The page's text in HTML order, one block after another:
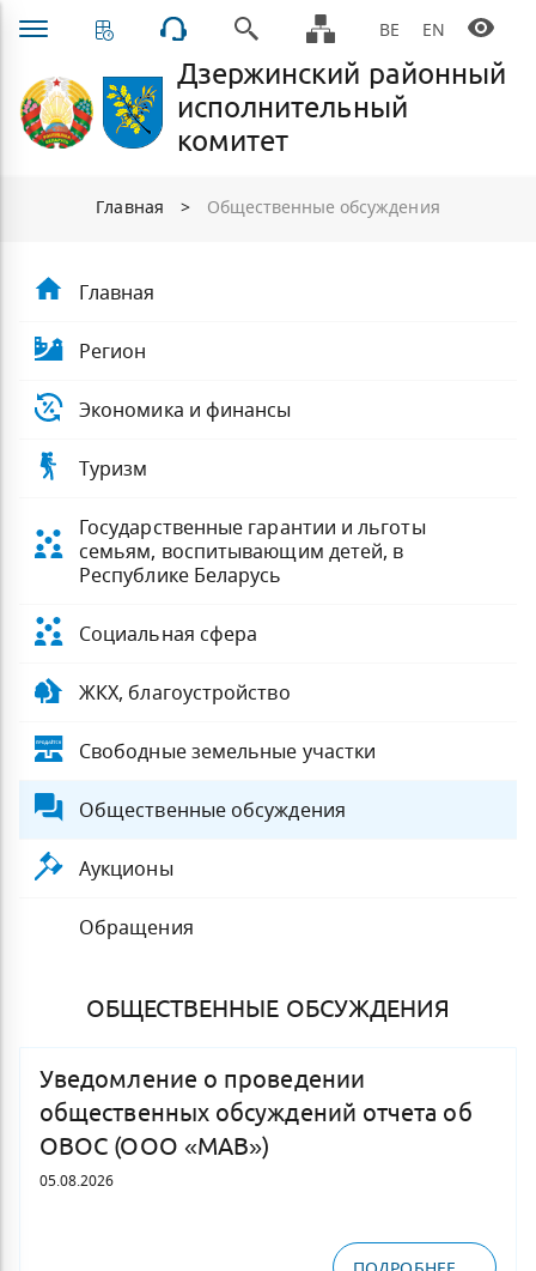
BE EN
Дзержинский районный
исполнительный
комитет
Главная > Общественные обсуждения
Главная
Регион
Экономика и финансы
Туризм
Государственные гарантии и льготы
семьям, воспитывающим детей, в
Республике Беларусь
Социальная сфера
ЖКХ, благоустройство
Свободные земельные участки
Общественные обсуждения
Аукционы
Обращения
ОБЩЕСТВЕННЫЕ ОБСУЖДЕНИЯ
Уведомление о проведении
общественных обсуждений отчета об
ОВОС (ООО «МАВ»)
05.08.2026